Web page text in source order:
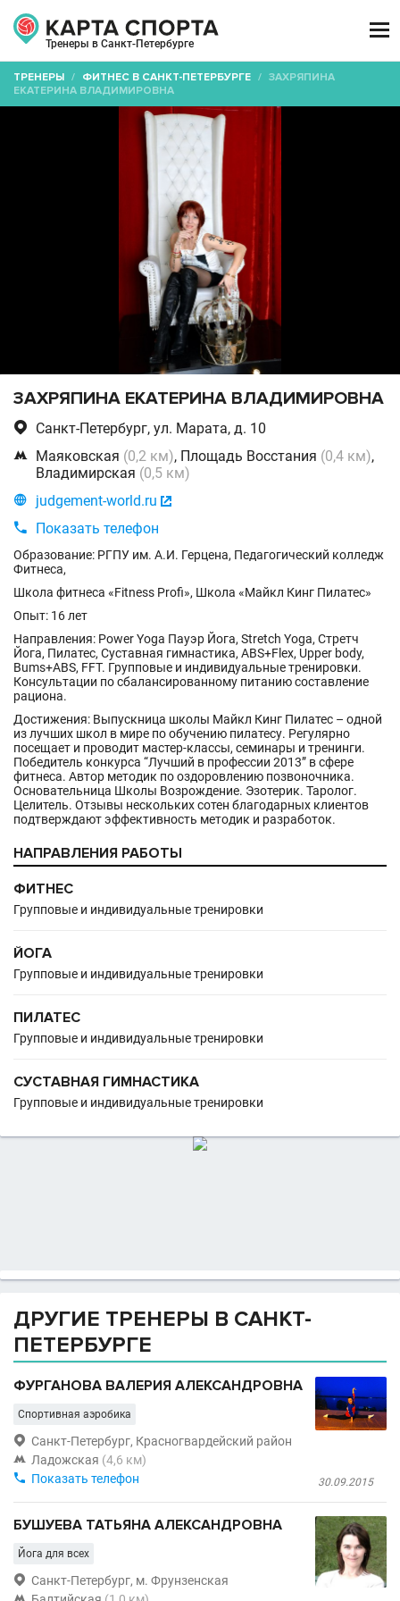
Тренеры в Санкт-Петербурге

ТРЕНЕРЫ / ФИТНЕС В САНКТ-ПЕТЕРБУРГЕ / ЗАХРЯПИНА
ЕКАТЕРИНА ВЛАДИМИРОВНА
ЗАХРЯПИНА ЕКАТЕРИНА ВЛАДИМИРОВНА
 Санкт-Петербург, ул. Марата, д. 10
 Маяковская (0,2 км), Площадь Восстания (0,4 км),
Владимирская (0,5 км)
 judgement-world.ru 

Показать телефон
Образование: РГПУ им. А.И. Герцена, Педагогический колледж
Фитнеса,
Школа фитнеса «Fitness Profi», Школа «Майкл Кинг Пилатес»
Опыт: 16 лет
Направления: Power Yoga Пауэр Йога, Stretch Yoga, Стретч
Йога, Пилатес, Cуставная гимнастика, ABS+Flex, Upper body,
Bums+ABS, FFT. Групповые и индивидуальные тренировки.
Консультации по сбалансированному питанию составление
рациона.
Достижения: Выпускница школы Майкл Кинг Пилатес – одной
из лучших школ в мире по обучению пилатесу. Регулярно
посещает и проводит мастер-классы, семинары и тренинги.
Победитель конкурса “Лучший в профессии 2013” в сфере
фитнеса. Автор методик по оздоровлению позвоночника.
Основательница Школы Возрождение. Эзотерик. Таролог.
Целитель. Отзывы нескольких сотен благодарных клиентов
подтверждают эффективность методик и разработок.
НАПРАВЛЕНИЯ РАБОТЫ
ФИТНЕС
Групповые и индивидуальные тренировки
ЙОГА
Групповые и индивидуальные тренировки
ПИЛАТЕС
Групповые и индивидуальные тренировки
CУСТАВНАЯ ГИМНАСТИКА
Групповые и индивидуальные тренировки
ДРУГИЕ ТРЕНЕРЫ В САНКТ-
ПЕТЕРБУРГЕ
ФУРГАНОВА ВАЛЕРИЯ АЛЕКСАНДРОВНА
Спортивная аэробика
 Санкт-Петербург, Красногвардейский район
 Ладожская (4,6 км)
30.09.2015
 Показать телефон
БУШУЕВА ТАТЬЯНА АЛЕКСАНДРОВНА
Йога для всех
 Санкт-Петербург, м. Фрунзенская
